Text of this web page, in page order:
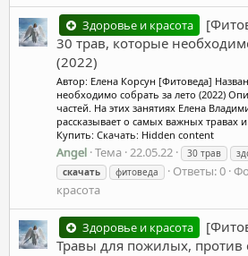
Здоровье и красота
30 трав, которые
(2022)
Автор: Елена Корсун [Фитоведа]
необходимо собрать за лето (2022)
частей. На этих занятиях Елена
рассказывает о самых важных травах
Купить: Скачать: Hidden content
Angel Тема 22.05.22 30 трав
скачать
фитоведа Ответы: 0
красота
Здоровье и красота
Травы для пожилых, против